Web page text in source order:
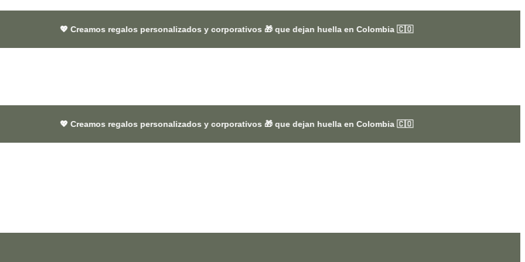
💖 Creamos regalos personalizados y corporativos 🎁 que dejan huella en Colombia 🇨🇴
💖 Creamos regalos personalizados y corporativos 🎁 que dejan huella en Colombia 🇨🇴